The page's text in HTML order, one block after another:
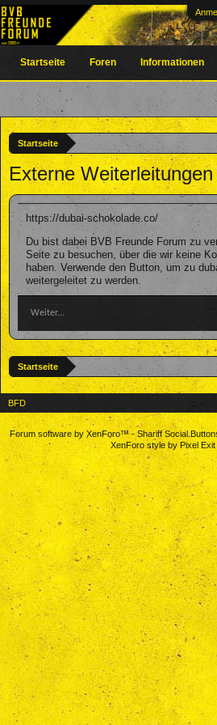
Startseite
Externe Weiterleitungen
https://dubai-schokolade.co/
Du bist dabei BVB Freunde Forum zu
Seite zu besuchen, über die wir keine
haben. Verwende den Button, um zu
weitergeleitet zu werden.
Weiter...
Startseite
Startseite Foren Informationen
BFD
Forum software by XenForo™-Shariff Social
XenForo style by Pixel Exit